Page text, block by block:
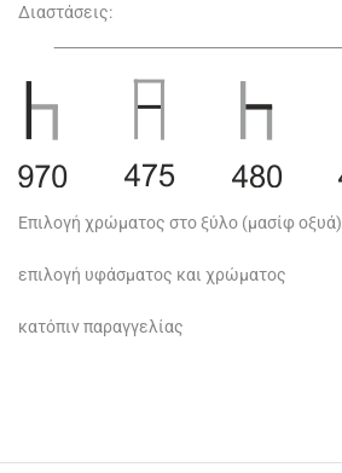
Διαστάσεις:
Επιλογή χρώματος στο ξύλο (μασίφ οξυά)
επιλογή υφάσματος και χρώματος
κατόπιν παραγγελίας